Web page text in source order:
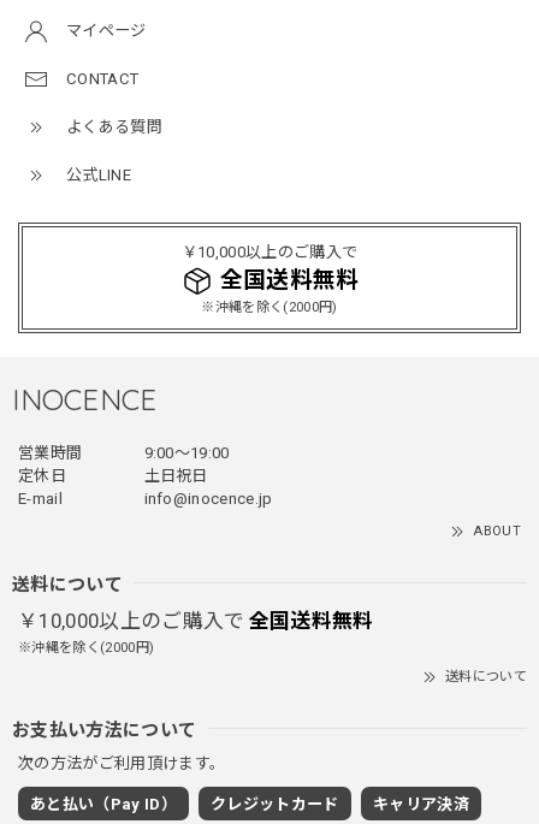
マイページ
CONTACT
よくある質問
公式LINE
￥10,000以上のご購入で
全国送料無料
※沖縄を除く(2000円)
てあまり他のお店で売ってないようなデザインだと思うので
買って良かったです！！ただ写真の通り袖の方が明らかに長
いです！当方160cm女性、Lサイズで袖はかなり余る感じで
す！
ブラック/L
2025/12/24
クにチャックが気になりますが可愛いのでOKです！！笑
グレー/M
INOCENCE
営業時間
9:00〜19:00
定休日
土日祝日
E-mail
info@inocence.jp
ABOUT
送料について
￥10,000以上のご購入で 全国送料無料
※沖縄を除く(2000円)
送料について
お支払い方法について
次の方法がご利用頂けます。
あと払い（Pay ID） クレジットカード キャリア決済